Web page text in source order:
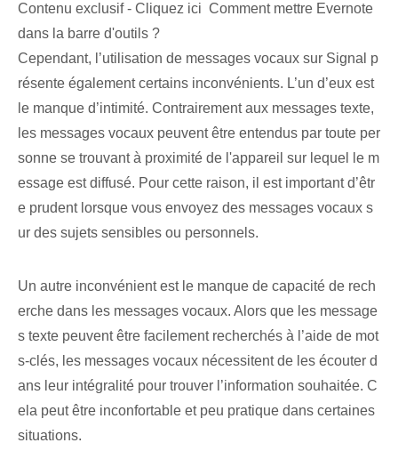
Contenu exclusif - Cliquez ici Comment mettre Evernote
dans la barre d'outils ?
Cependant, l’utilisation de messages vocaux sur Signal p
résente également certains inconvénients. L’un d’eux est
le manque d’intimité. Contrairement aux messages texte,
les messages vocaux peuvent être entendus par toute per
sonne se trouvant à proximité de l'appareil sur lequel le m
essage est diffusé. Pour cette raison, il est important d’êtr
e prudent lorsque vous envoyez des messages vocaux s
ur des sujets sensibles ou personnels.
Un autre inconvénient est le manque de capacité de rech
erche dans les messages vocaux. Alors que les message
s texte peuvent être facilement recherchés à l’aide de mot
s-clés, les messages vocaux nécessitent de les écouter d
ans leur intégralité pour trouver l’information souhaitée. C
ela peut être inconfortable et peu pratique dans certaines
situations.